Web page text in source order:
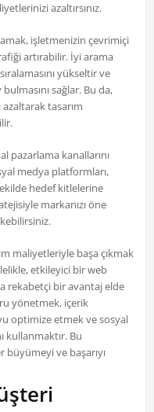
azaltırsınız.
işletmenizin çevrimiçi
artırabilir. İyi arama
yükseltir ve
sağlar. Bu da,
azaltarak tasarım
pazarlama kanallarını
medya platformları,
hedef kitlelerine
markanızı öne
maliyetleriyle başa çıkmak
etkileyici bir web
rekabetçi bir avantaj elde
yönetmek, içerik
optimize etmek ve sosyal
kullanmaktır. Bu
ve başarıyı